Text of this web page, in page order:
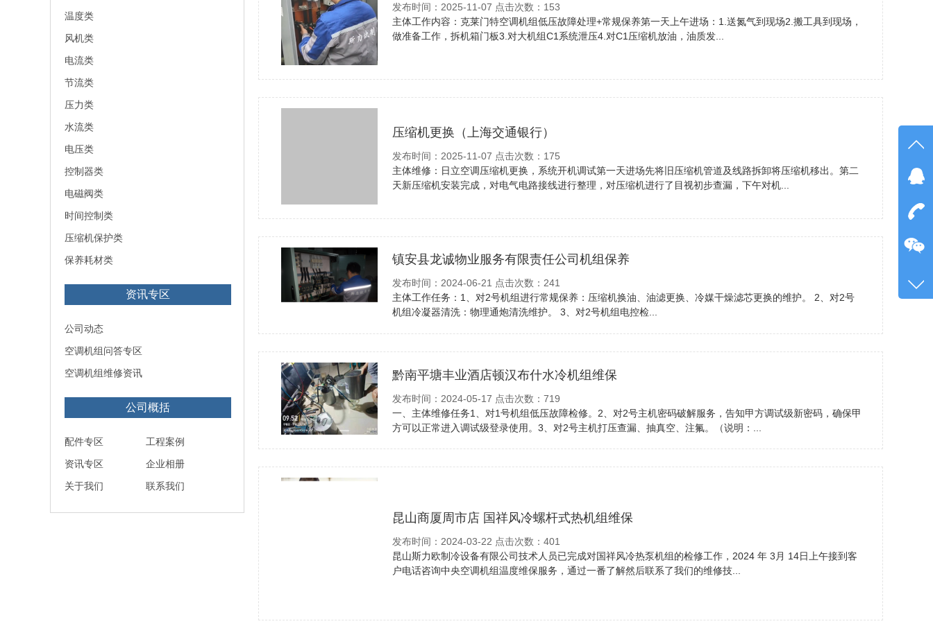
温度类
风机类
电流类
节流类
压力类
水流类
电压类
控制器类
电磁阀类
时间控制类
压缩机保护类
保养耗材类
资讯专区
公司动态
空调机组问答专区
空调机组维修资讯
公司概括
配件专区
工程案例
资讯专区
企业相册
关于我们
联系我们
发布时间：2025-11-07 点击次数：153
主体工作内容：克莱门特空调机组低压故障处理+常规保养第一天上午进场：1.送氮气到现场2.搬工具到现场，
做准备工作，拆机箱门板3.对大机组C1系统泄压4.对C1压缩机放油，油质发...
压缩机更换（上海交通银行）
发布时间：2025-11-07 点击次数：175
主体维修：日立空调压缩机更换，系统开机调试第一天进场先将旧压缩机管道及线路拆卸将压缩机移出。第二
天新压缩机安装完成，对电气电路接线进行整理，对压缩机进行了目视初步查漏，下午对机...
镇安县龙诚物业服务有限责任公司机组保养
发布时间：2024-06-21 点击次数：241
主体工作任务：1、对2号机组进行常规保养：压缩机换油、油滤更换、冷媒干燥滤芯更换的维护。 2、对2号
机组冷凝器清洗：物理通炮清洗维护。 3、对2号机组电控检...
黔南平塘丰业酒店顿汉布什水冷机组维保
发布时间：2024-05-17 点击次数：719
一、主体维修任务1、对1号机组低压故障检修。2、对2号主机密码破解服务，告知甲方调试级新密码，确保甲
方可以正常进入调试级登录使用。3、对2号主机打压查漏、抽真空、注氟。（说明：...
昆山商厦周市店 国祥风冷螺杆式热机组维保
发布时间：2024-03-22 点击次数：401
昆山斯力欧制冷设备有限公司技术人员已完成对国祥风冷热泵机组的检修工作，2024 年 3月 14日上午接到客
户电话咨询中央空调机组温度维保服务，通过一番了解然后联系了我们的维修技...
点我
咨